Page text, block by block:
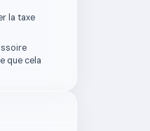
la taxe
que cela